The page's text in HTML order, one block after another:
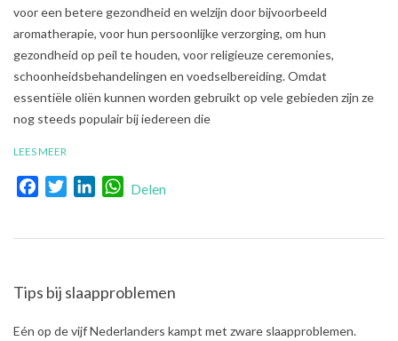
voor een betere gezondheid en welzijn door bijvoorbeeld
aromatherapie, voor hun persoonlijke verzorging, om hun
gezondheid op peil te houden, voor religieuze ceremonies,
schoonheidsbehandelingen en voedselbereiding. Omdat
essentiële oliën kunnen worden gebruikt op vele gebieden zijn ze
nog steeds populair bij iedereen die
LEES MEER
FacebookTwitterLinkedInWhatsApp
Delen
Tips bij slaapproblemen
2018-
Eén op de vijf Nederlanders kampt met zware slaapproblemen.